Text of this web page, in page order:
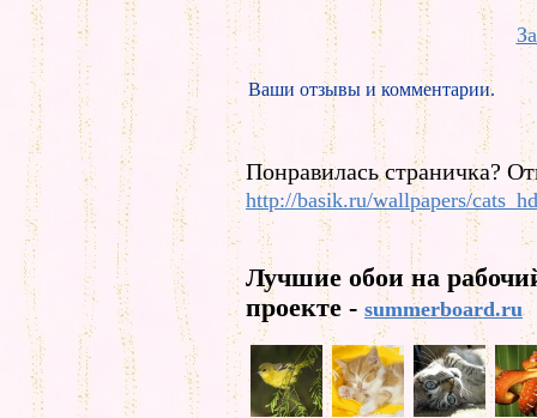
Ваши отзывы и комментарии.
Понравилась страничка?
http://basik.ru/wallpapers/
Лучшие обои на
проекте - summerboard.ru